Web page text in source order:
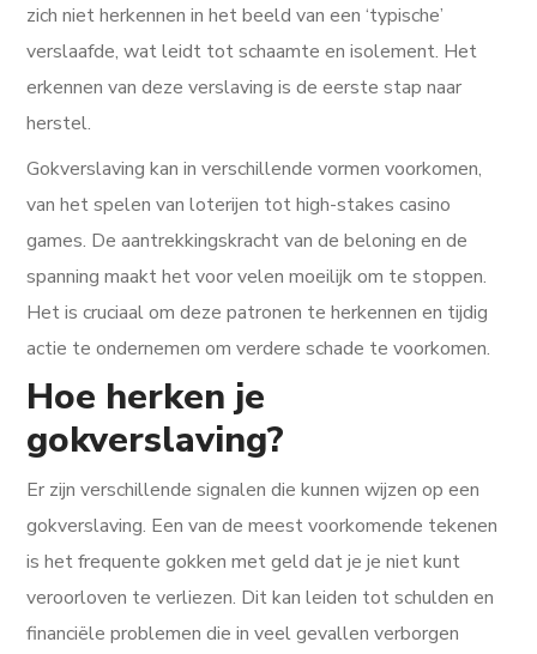
zich niet herkennen in het beeld van een ‘typische’
verslaafde, wat leidt tot schaamte en isolement. Het
erkennen van deze verslaving is de eerste stap naar
herstel.
Gokverslaving kan in verschillende vormen voorkomen,
van het spelen van loterijen tot high-stakes casino
games. De aantrekkingskracht van de beloning en de
spanning maakt het voor velen moeilijk om te stoppen.
Het is cruciaal om deze patronen te herkennen en tijdig
actie te ondernemen om verdere schade te voorkomen.
Hoe herken je
gokverslaving?
Er zijn verschillende signalen die kunnen wijzen op een
gokverslaving. Een van de meest voorkomende tekenen
is het frequente gokken met geld dat je je niet kunt
veroorloven te verliezen. Dit kan leiden tot schulden en
financiële problemen die in veel gevallen verborgen